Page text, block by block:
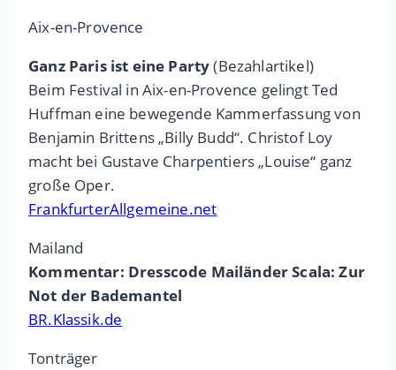
Aix-en-Provence
Ganz Paris ist eine Party(Bezahlartikel)
Beim Festival in Aix-en-Provence gelingt Ted
Huffman eine bewegende Kammerfassung von
Benjamin Brittens „Billy Budd“. Christof Loy
macht bei Gustave Charpentiers „Louise“ ganz
große Oper.
FrankfurterAllgemeine.net
Mailand
Kommentar: Dresscode Mailänder Scala: Zur
Not der Bademantel
BR.Klassik.de
Tonträger